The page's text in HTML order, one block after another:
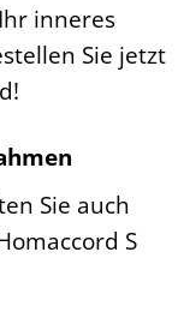
inneres
Sie jetzt
Sie auch
S